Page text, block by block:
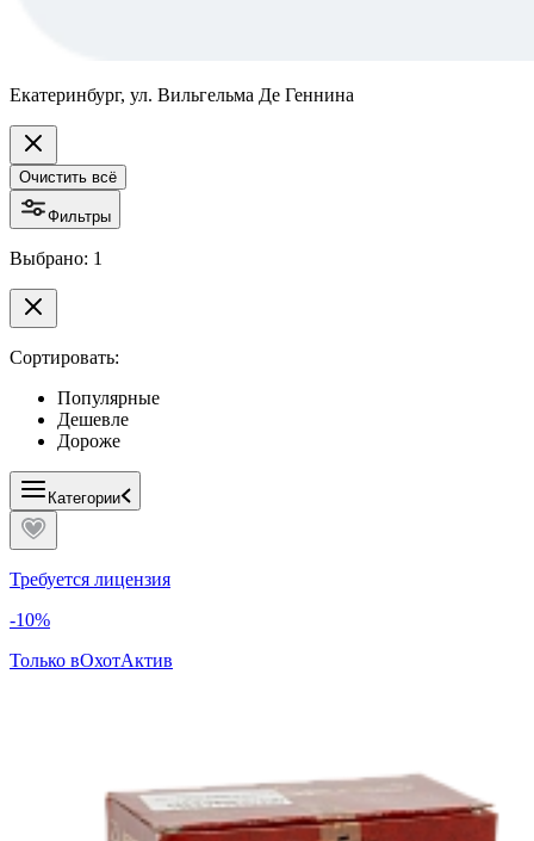
Екатеринбург, ул. Вильгельма Де Геннина
Очистить всё
Фильтры
Выбрано: 1
Сортировать:
Популярные
Дешевле
Дороже
Категории
Требуется лицензия
-10%
Только вОхотАктив